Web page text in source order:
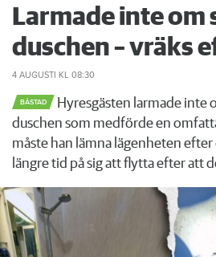
Larmade inte om
duschen – vräks
4 AUGUSTI KL 08:30
BÅSTAD
Hyresgästen larmade inte
duschen som medförde en
måste han lämna lägenheten
längre tid på sig att flytta efter att